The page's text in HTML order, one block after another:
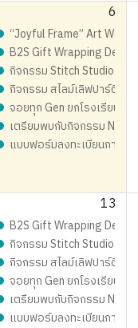
6
กับ เก่ง-น้ำปิง
ก เติมเต็มความสนุก จอยทุก
ดีไซน์เฟรมการ์ด ชิ้นเดียว
“Joyful Frame” Art
อบความสุข สนุกจอยทุกเจน
2026 LIVE Playful:
B2S Gift Wrapping
PARTY By Elmer’s
ดมุ้งมิ้ง - Magical SLIME
กิจกรรม Stitch Studio - เ
กิจกรรม สไลม์เลิฟปาร์ตี้ ปั้น
Journey On Tour !!
จอยทุก Gen ยกโรงเรียน
จำเดือน สิงหาคม 2569
Siam Board Games Cafe
เตรียมพบกับกิจกรรม New
แบบฟอร์มลงทะเบียนการแข่
13
อบความสุข สนุกจอยทุกเจน
2026 LIVE Playful:
B2S Gift Wrapping
PARTY By Elmer’s
ดมุ้งมิ้ง - Magical SLIME
กิจกรรม Stitch Studio - เ
กิจกรรม สไลม์เลิฟปาร์ตี้ ปั้น
Journey On Tour !!
จอยทุก Gen ยกโรงเรียน
จำเดือน สิงหาคม 2569
Siam Board Games Cafe
เตรียมพบกับกิจกรรม New
รรม Mom &amp; Me
แบบฟอร์มลงทะเบียนการแข่